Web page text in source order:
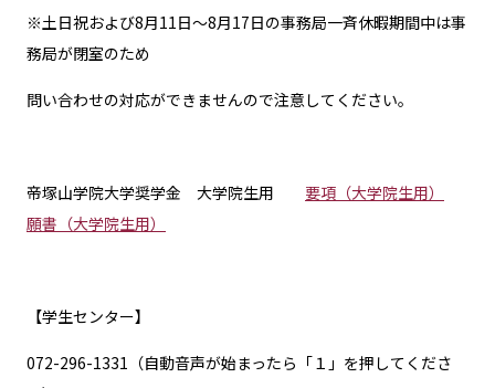
※土日祝および8月11日～8月17日の事務局一斉休暇期間中は事
務局が閉室のため
問い合わせの対応ができませんので注意してください。
帝塚山学院大学奨学金 大学院生用 要項（大学院生用）
願書（大学院生用）
【学生センター】
072-296-1331（自動音声が始まったら「１」を押してくださ